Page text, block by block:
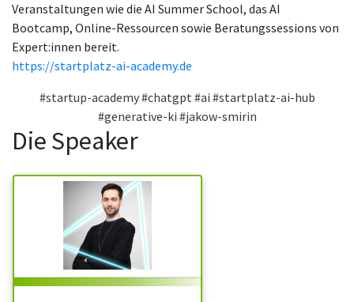
Veranstaltungen wie die AI Summer School, das AI
Bootcamp, Online-Ressourcen sowie Beratungssessions von
Expert:innen bereit.
https://startplatz-ai-academy.de
#startup-academy#chatgpt #ai #startplatz-ai-hub
#generative-ki #jakow-smirin
Die Speaker